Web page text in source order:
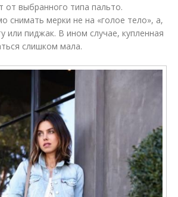
от выбранного типа пальто.
снимать мерки не на «голое тело», а,
или пиджак. В ином случае, купленная
слишком мала.